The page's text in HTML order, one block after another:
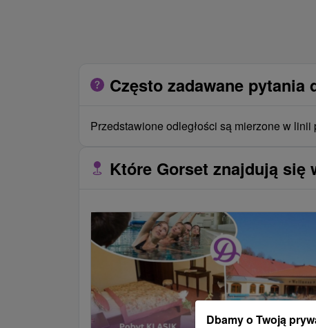
Często zadawane pytania
Przedstawione odległości są mierzone w
Które Gorset znajdują się
Dbamy o Twoją